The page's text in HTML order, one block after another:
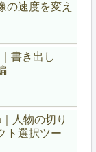
の速度を変え
書き出し
人物の切り
ト選択ツー